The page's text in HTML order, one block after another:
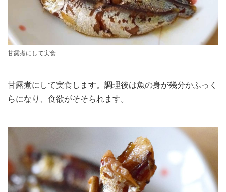
甘露煮にして実食
甘露煮にして実食します。調理後は魚の身が幾分かふっく
らになり、食欲がそそられます。